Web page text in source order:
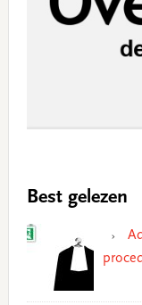
Best gelezen